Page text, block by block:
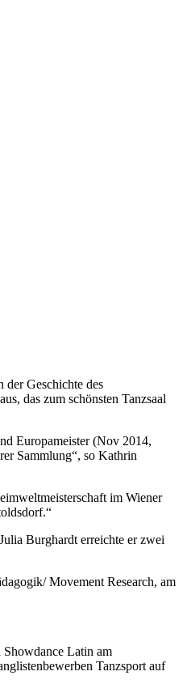
der Geschichte des
das zum schönsten Tanzsaal
Europameister (Nov 2014,
Sammlung“, so Kathrin
im Wiener
Burghardt erreichte er zwei
Movement Research, am
Latin am
Tanzsport auf